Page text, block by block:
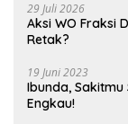
29 Juli 2026
Aksi WO Fraksi
Retak?
19 Juni 2023
Ibunda, Sakitmu
Engkau!